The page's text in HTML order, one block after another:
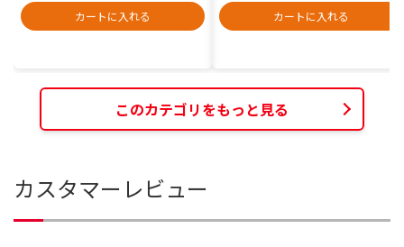
カートに入れる
カートに入れる
このカテゴリをもっと見る
カスタマーレビュー